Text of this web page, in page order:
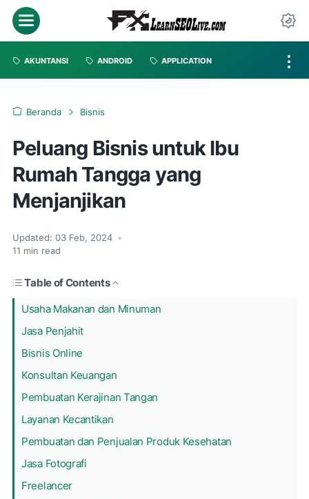
AKUNTANSI ANDROID APPLICATION
Beranda Bisnis
Peluang Bisnis untuk Ibu
Rumah Tangga yang
Menjanjikan
Updated: 03 Feb, 2024 •
11 min read
Table of Contents
Usaha Makanan dan Minuman
Jasa Penjahit
Bisnis Online
Konsultan Keuangan
Pembuatan Kerajinan Tangan
Layanan Kecantikan
Pembuatan dan Penjualan Produk Kesehatan
Jasa Fotografi
Freelancer